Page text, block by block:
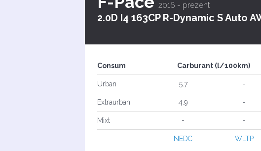
2016 - prezent
2.0D I4 163CP R-Dynamic S Auto
Consum Carburant (l/100km)
Urban 5.7 -
Extraurban 4.9 -
Mixt - -
NEDC WLTP